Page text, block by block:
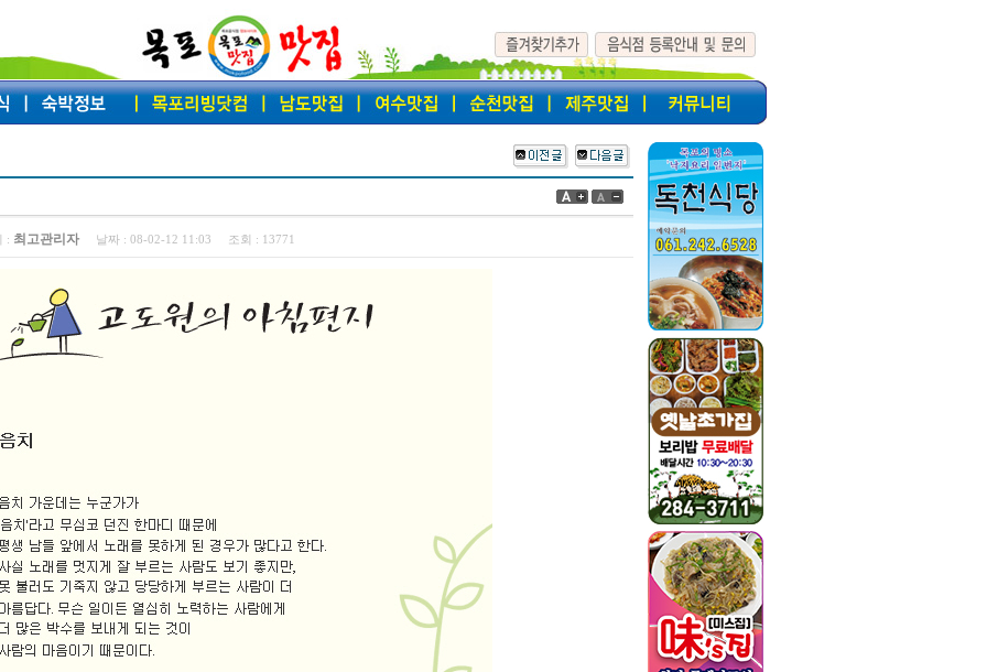
: 최고관리자 날짜 : 08-02-12 11:03 조회 : 13771